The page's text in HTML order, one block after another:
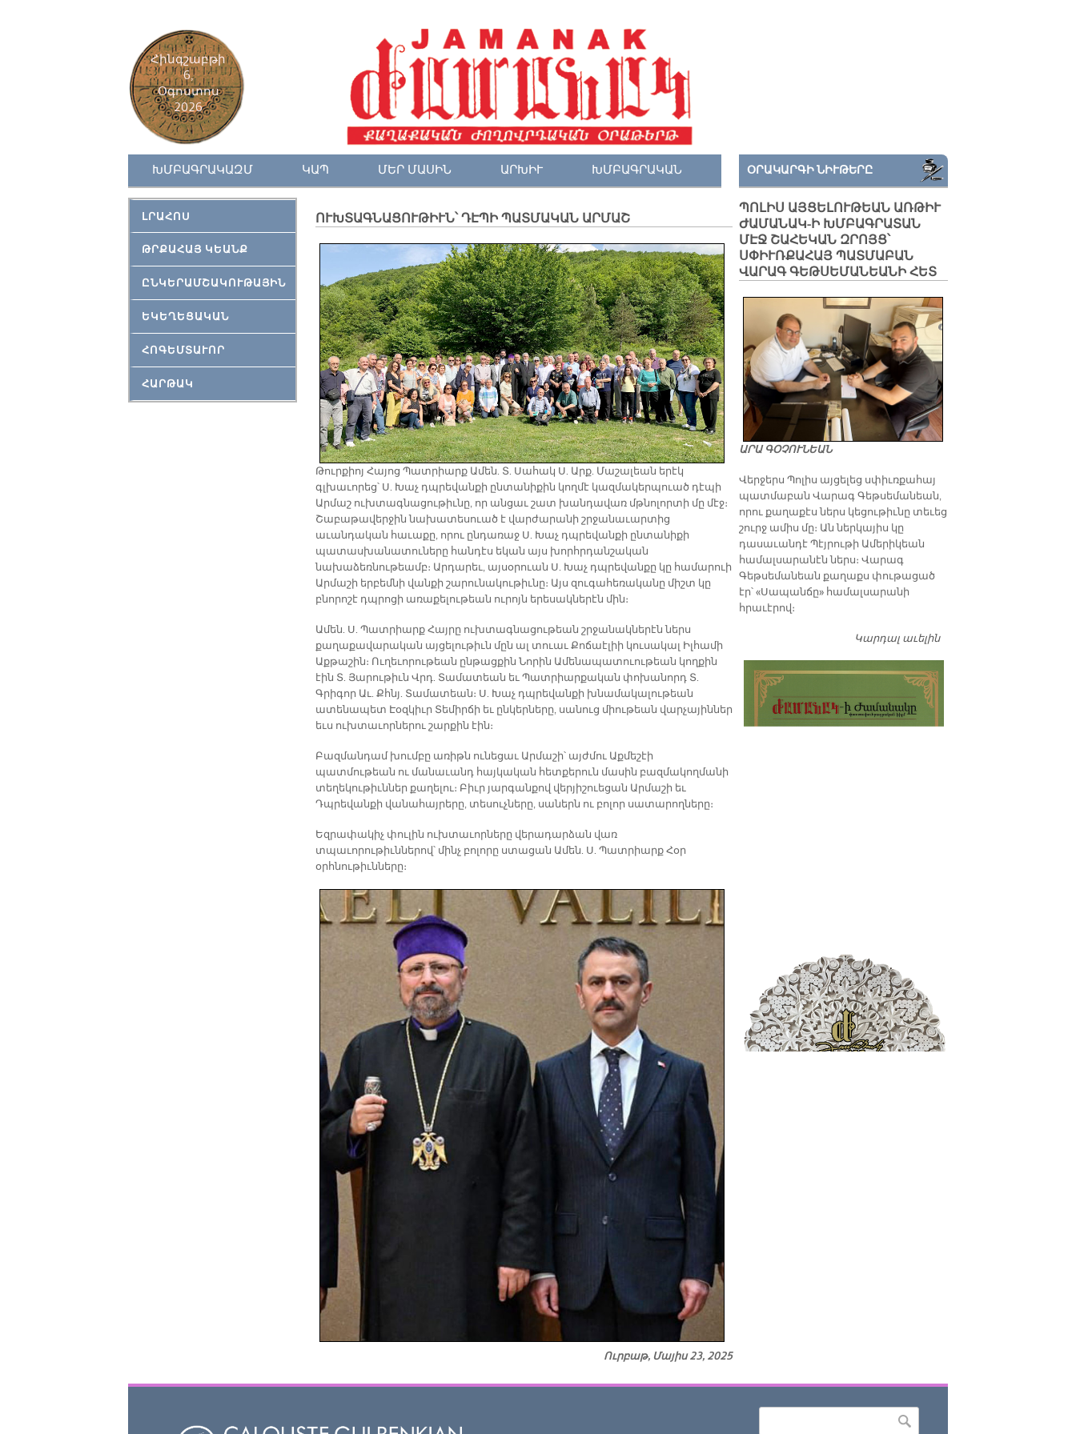
Հինգշաբթի
6,
Օգոստոս
2026
ԽՄԲԱԳՐԱԿԱԶՄ ԿԱՊ ՄԵՐ ՄԱՍԻՆ ԱՐԽԻՒ ԽՄԲԱԳՐԱԿԱՆ
ԼՐԱՀՈՍ
ԹՐՔԱՀԱՅ ԿԵԱՆՔ
ԸՆԿԵՐԱՄՇԱԿՈՒԹԱՅԻՆ
ԵԿԵՂԵՑԱԿԱՆ
ՀՈԳԵՄՏԱՒՈՐ
ՀԱՐԹԱԿ
ՈՒԽՏԱԳՆԱՑՈՒԹԻՒՆ՝ ԴԷՊԻ ՊԱՏՄԱԿԱՆ ԱՐՄԱՇ
Թուրքիոյ Հայոց Պատրիարք Ամեն. Տ. Սահակ Ս. Արք. Մաշալեան երէկ
գլխաւորեց՝ Ս. Խաչ դպրեվանքի ընտանիքին կողմէ կազմակերպուած դէպի
Արմաշ ուխտագնացութիւնը, որ անցաւ շատ խանդավառ մթնոլորտի մը մէջ։
Շաբաթավերջին նախատեսուած է վարժարանի շրջանաւարտից
աւանդական հաւաքը, որու ընդառաջ Ս. Խաչ դպրեվանքի ընտանիքի
պատասխանատուները հանդէս եկան այս խորհրդանշական
նախաձեռնութեամբ։ Արդարեւ, այսօրուան Ս. Խաչ դպրեվանքը կը համարուի
Արմաշի երբեմնի վանքի շարունակութիւնը։ Այս զուգահեռականը միշտ կը
բնորոշէ դպրոցի առաքելութեան ուրոյն երեսակներէն մին։
Ամեն. Ս. Պատրիարք Հայրը ուխտագնացութեան շրջանակներէն ներս
քաղաքավարական այցելութիւն մըն ալ տուաւ Քոճաէլիի կուսակալ Իլհամի
Աքթաշին։ Ուղեւորութեան ընթացքին Նորին Ամենապատուութեան կողքին
էին Տ. Յարութիւն Վրդ. Տամատեան եւ Պատրիարքական փոխանորդ Տ.
Գրիգոր Աւ. Քհնյ. Տամատեան։ Ս. Խաչ դպրեվանքի խնամակալութեան
ատենապետ Էօզկիւր Տեմիրճի եւ ընկերները, սանուց միութեան վարչայիններ
եւս ուխտաւորներու շարքին էին։
Բազմանդամ խումբը առիթն ունեցաւ Արմաշի՝ այժմու Աքմեշէի
պատմութեան ու մանաւանդ հայկական հետքերուն մասին բազմակողմանի
տեղեկութիւններ քաղելու։ Բիւր յարգանքով վերյիշուեցան Արմաշի եւ
Դպրեվանքի վանահայրերը, տեսուչները, սաներն ու բոլոր սատարողները։
Եզրափակիչ փուլին ուխտաւորները վերադարձան վառ
տպաւորութիւններով՝ մինչ բոլորը ստացան Ամեն. Ս. Պատրիարք Հօր
օրհնութիւնները։
Ուրբաթ, Մայիս 23, 2025
ՕՐԱԿԱՐԳԻ ՆԻՒԹԵՐԸ
ՊՈԼԻՍ ԱՅՑԵԼՈՒԹԵԱՆ ԱՌԹԻՒ
ԺԱՄԱՆԱԿ-Ի ԽՄԲԱԳՐԱՏԱՆ
ՄԷՋ ՇԱՀԵԿԱՆ ԶՐՈՅՑ՝
ՍՓԻՒՌՔԱՀԱՅ ՊԱՏՄԱԲԱՆ
ՎԱՐԱԳ ԳԵԹՍԵՄԱՆԵԱՆԻ ՀԵՏ
ԱՐԱ ԳՕՉՈՒՆԵԱՆ
Վերջերս Պոլիս այցելեց սփիւռքահայ
պատմաբան Վարագ Գեթսեմանեան,
որու քաղաքէս ներս կեցութիւնը տեւեց
շուրջ ամիս մը։ Ան ներկայիս կը
դասաւանդէ Պէյրութի Ամերիկեան
համալսարանէն ներս։ Վարագ
Գեթսեմանեան քաղաքս փութացած
էր՝ «Սապանճը» համալսարանի
հրաւէրով։
Կարդալ աւելինՊոլիս այցելութեան